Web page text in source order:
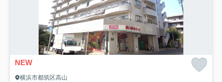
NEW
横浜市都筑区高山